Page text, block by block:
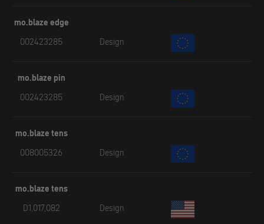
mo.blaze edge
002423285
Design
mo.blaze pin
002423285
Design
mo.blaze tens
008005326
Design
mo.blaze tens
D1,017,082
Design